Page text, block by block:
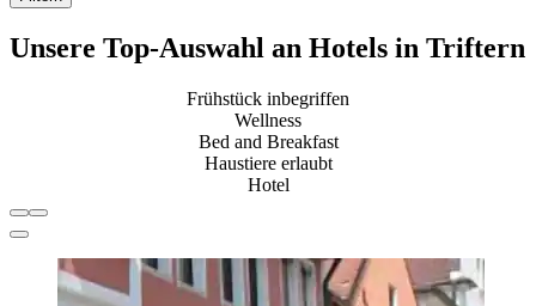
Unsere Top-Auswahl an Hotels in Triftern
Frühstück inbegriffen
Wellness
Bed and Breakfast
Haustiere erlaubt
Hotel